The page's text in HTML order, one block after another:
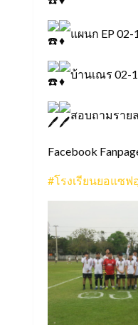
แผนก EP 02-
บ้านเณร 02-
สอบถามราย
Facebook
#โรงเรียนยอแซ